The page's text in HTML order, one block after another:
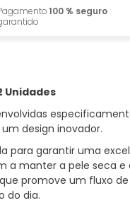
100 % seguro
Unidades
design inovador.
para garantir uma
a manter a pele seca e
promove um fluxo
do dia.